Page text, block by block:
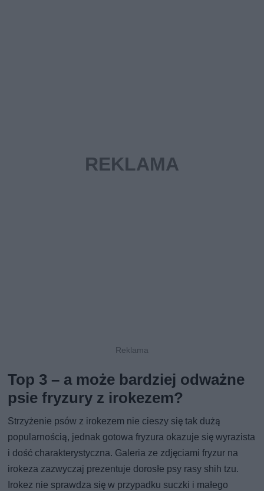
Top 3 – a może bardziej odważne
psie fryzury z irokezem?
Strzyżenie psów z irokezem nie cieszy się tak dużą
popularnością, jednak gotowa fryzura okazuje się wyrazista
i dość charakterystyczna. Galeria ze zdjęciami fryzur na
irokeza zazwyczaj prezentuje dorosłe psy rasy shih tzu.
Irokez nie sprawdza się w przypadku suczki i małego